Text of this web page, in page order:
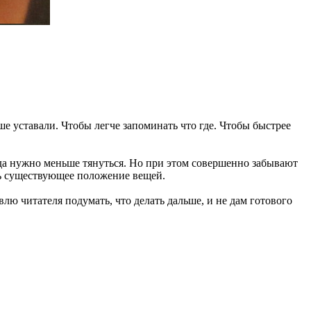
Чтобы легче запоминать что где. Чтобы быстрее
нужно меньше тянуться. Но при этом совершенно забывают
существующее положение вещей.
читателя подумать, что делать дальше, и не дам готового